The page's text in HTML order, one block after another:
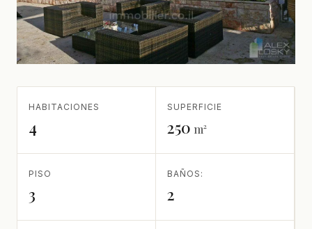
HABITACIONES
4
SUPERFICIE
250 m²
PISO
3
BAÑOS:
2